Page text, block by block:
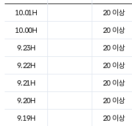
도시별 기상실황표로 지점, 날씨,
10.01H
20 이상
10.00H
20 이상
9.23H
20 이상
9.22H
20 이상
9.21H
20 이상
9.20H
20 이상
9.19H
20 이상